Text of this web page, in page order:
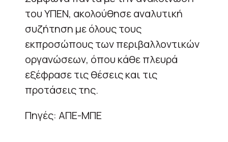
του ΥΠΕΝ, ακολούθησε αναλυτική
συζήτηση με όλους τους
εκπροσώπους των περιβαλλοντικών
οργανώσεων, όπου κάθε πλευρά
εξέφρασε τις θέσεις και τις
προτάσεις της.
Πηγές: ΑΠΕ-ΜΠΕ